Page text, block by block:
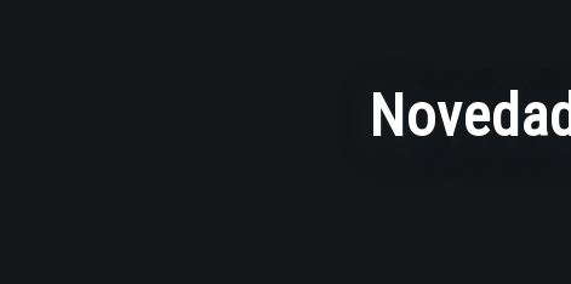
Novedad